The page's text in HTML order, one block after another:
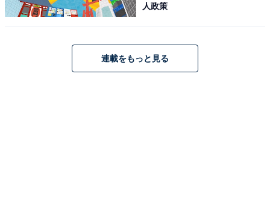
合、OSやソフトなどに問題が発生していることがありま
で、OSを初期状態に戻すことで改善するかもしれませ
ん。この操作は、データが消える場合があるので、デー
人政策
連載をもっと見る